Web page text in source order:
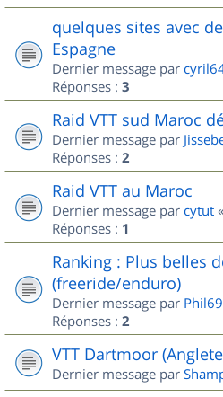
quelques sites avec
Espagne
Dernier message par
Réponses : 3
Raid VTT sud Maroc
Dernier message par
Réponses : 2
Raid VTT au Maroc
Dernier message par cytut «
Réponses : 1
Ranking : Plus belles
(freeride/enduro)
Dernier message par Phil69
Réponses : 2
VTT Dartmoor
Dernier message par